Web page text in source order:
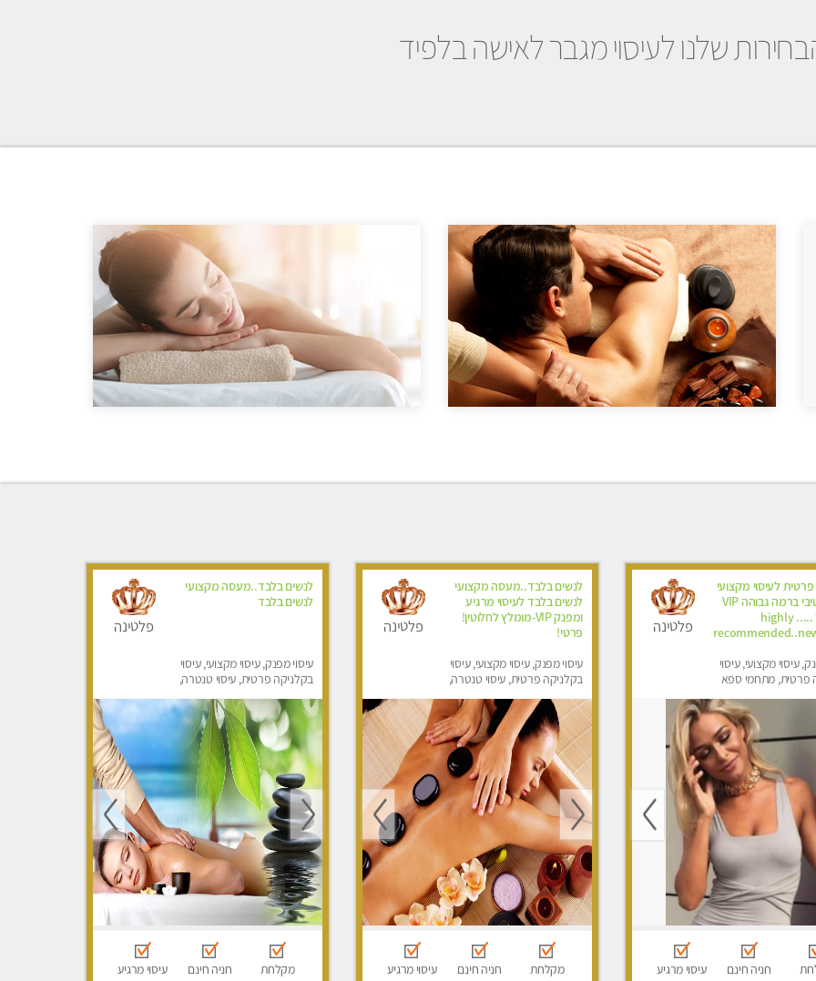
שלנו לעיסוי מגבר לאישה בלפיד
פרטית לעיסוי מקצועי
ואלטרנטיבי ברמה גבוהה VIP
תתקשר ..... highly
עיסוי מקצועי, עיסוי
פרטית, מתחמי ספא
טנטרה, עיסוי מגבר
מגבר לאישה
פלטינה
חניה חינם עיסוי מרגיע
לנשים בלבד..מעסה מקצועי
לנשים בלבד לעיסוי מרגיע
ומפנק VIP-מומלץ לחלוטין!
פרטי! ​​​​​​
עיסוי מפנק, עיסוי מקצועי, עיסוי
בקלניקה פרטית, עיסוי טנטרה,
בלבד
פלטינה
מקלחת חניה חינם עיסוי מרגיע
לנשים בלבד..מעסה מקצועי
לנשים בלבד
עיסוי מפנק, עיסוי מקצועי, עיסוי
בקלניקה פרטית, עיסוי טנטרה,
בלבד
פלטינה
מקלחת חניה חינם עיסוי מרגיע